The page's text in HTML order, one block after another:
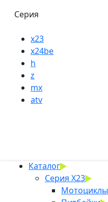
Серия
x23
x24be
h
z
mx
atv
Каталог
Серия X23
Мотоциклы